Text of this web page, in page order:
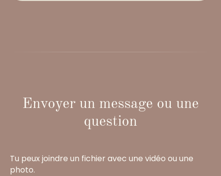
Envoyer un message ou une
question
Tu peux joindre un fichier avec une vidéo ou une
photo.